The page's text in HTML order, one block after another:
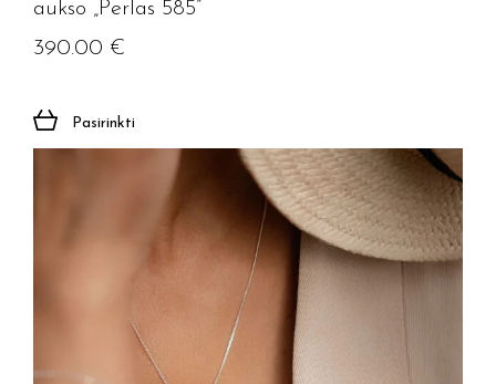
aukso „Perlas 585”
390.00 €
Pasirinkti